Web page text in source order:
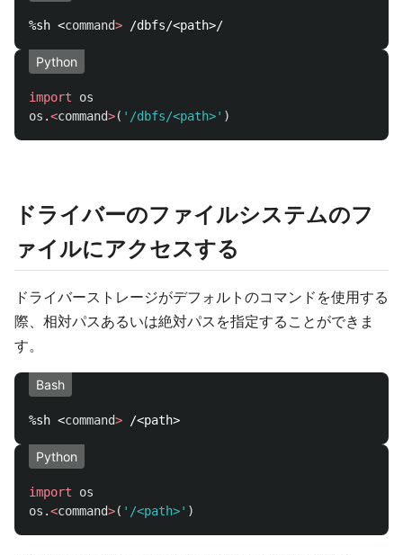
%sh <command>
Python
import
os
os .<command>( ' /dbfs/<path>' )
ドライバーのファイルシステムのフ
ァイルにアクセスする
ドライバーストレージがデフォルトのコマンドを使用する
際、相対パスあるいは絶対パスを指定することができま
す。
Bash
%sh <command>
Python
import
os
os .<command>( ' /<path>' )